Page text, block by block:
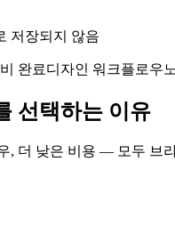
저장되지 않음
완료디자인 워크플로우
선택하는 이유
, 더 낮은 비용 — 모두 브